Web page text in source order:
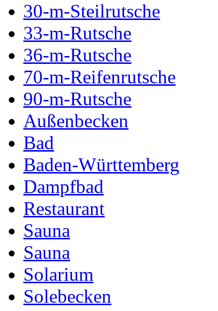
30-m-Steilrutsche
33-m-Rutsche
36-m-Rutsche
70-m-Reifenrutsche
90-m-Rutsche
Außenbecken
Bad
Baden-Württemberg
Dampfbad
Restaurant
Sauna
Sauna
Solarium
Solebecken